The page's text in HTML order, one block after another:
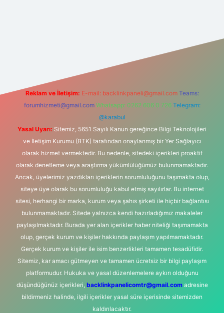
Reklam ve İletişim: E-mail: backlinkpaneli@gmail.com Teams:
forumhizmeti@gmail.com Whatsapp: 0262 606 0 726 Telegram:
@karabul
Yasal Uyarı: Sitemiz, 5651 Sayılı Kanun gereğince Bilgi Teknolojileri
ve İletişim Kurumu (BTK) tarafından onaylanmış bir Yer Sağlayıcı
olarak hizmet vermektedir. Bu nedenle, sitedeki içerikleri proaktif
olarak denetleme veya araştırma yükümlülüğümüz bulunmamaktadır.
Ancak, üyelerimiz yazdıkları içeriklerin sorumluluğunu taşımakta olup,
siteye üye olarak bu sorumluluğu kabul etmiş sayılırlar. Bu internet
sitesi, herhangi bir marka, kurum veya şahıs şirketi ile hiçbir bağlantısı
bulunmamaktadır. Sitede yalnızca kendi hazırladığımız makaleler
paylaşılmaktadır. Burada yer alan içerikler haber niteliği taşımamakta
olup, gerçek kurum ve kişiler hakkında paylaşım yapılmamaktadır.
Gerçek kurum ve kişiler ile isim benzerlikleri tamamen tesadüfidir.
Sitemiz, kar amacı gütmeyen ve tamamen ücretsiz bir bilgi paylaşım
platformudur. Hukuka ve yasal düzenlemelere aykırı olduğunu
düşündüğünüz içerikleri, backlinkpanelicomtr@gmail.comadresine
bildirmeniz halinde, ilgili içerikler yasal süre içerisinde sitemizden
kaldırılacaktır.